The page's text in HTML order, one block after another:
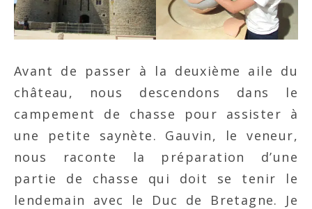
Avant de passer à la deuxième aile du
château, nous descendons dans le
campement de chasse pour assister à
une petite saynète. Gauvin, le veneur,
nous raconte la préparation d’une
partie de chasse qui doit se tenir le
lendemain avec le Duc de Bretagne. Je